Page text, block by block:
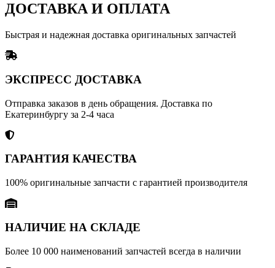
ДОСТАВКА И ОПЛАТА
Быстрая и надежная доставка оригинальных запчастей
ЭКСПРЕСС ДОСТАВКА
Отправка заказов в день обращения. Доставка по
Екатеринбургу за 2-4 часа
ГАРАНТИЯ КАЧЕСТВА
100% оригинальные запчасти с гарантией производителя
НАЛИЧИЕ НА СКЛАДЕ
Более 10 000 наименований запчастей всегда в наличии